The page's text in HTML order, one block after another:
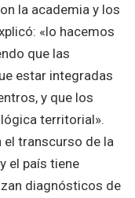
la academia y los
«lo hacemos
que las
estar integradas
y que los
territorial».
el transcurso de la
el país tiene
diagnósticos de